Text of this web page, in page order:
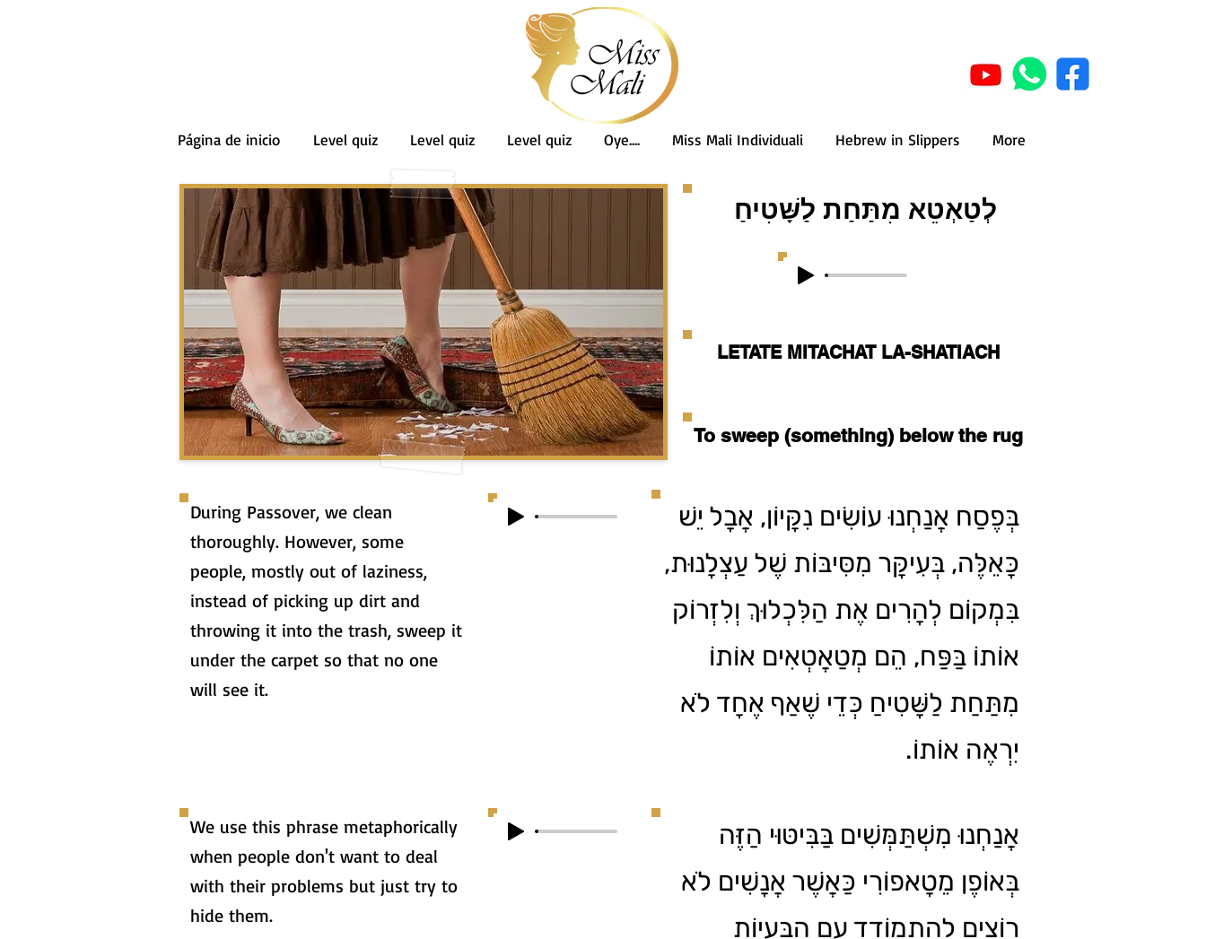
Página de inicio Level quiz Level quiz Level quiz Oye.... Miss Mali Individuali Hebrew in Slippers More
לְטַאְטֵא מִתַּחַת לַשָּׁטִיחַ
LETATE MITACHAT LA-SHATIACH
To sweep (something) below the rug
During Passover, we clean
thoroughly. However, some
people, mostly out of laziness,
instead of picking up dirt and
throwing it into the trash, sweep it
under the carpet so that no one
will see it.
בְּפֶסַח אֲנַחְנוּ עוֹשִׂים נִקָּיוֹן, אֲבָל יֵשׁ
כָּאֵלֶּה, בְּעִיקָּר מִסִּיבּוֹת שֶׁל עַצְלָנוּת,
בִּמְקוֹם לְהָרִים אֶת הַלִּכְלוּךְ וְלִזְרוֹק
אוֹתוֹ בַּפַּח, הֵם מְטַאֲטְאִים אוֹתוֹ
מִתַּחַת לַשָּׁטִיחַ כְּדֵי שֶׁאַף אֶחָד לֹא
יִרְאֶה אוֹתוֹ.
We use this phrase metaphorically
when people don't want to deal
with their problems but just try to
hide them.
אֲנַחְנוּ מִשְׁתַּמְּשִׁים בַּבִּיטּוּי הַזֶּה
בְּאוֹפֶן מֵטָאפוֹרִי כַּאֲשֶׁר אֲנָשִׁים לֹא
רוֹצִים לְהִתְמוֹדֵד עִם הַבְּעָיוֹת